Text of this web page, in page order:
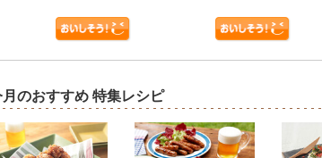
月のおすすめ 特集レシピ